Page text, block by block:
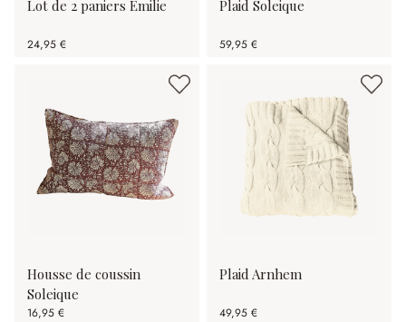
Lot de 2 paniers Emilie
24,95 €
Plaid Soleique
59,95 €
Housse de coussin
Soleique
16,95 €
Plaid Arnhem
49,95 €